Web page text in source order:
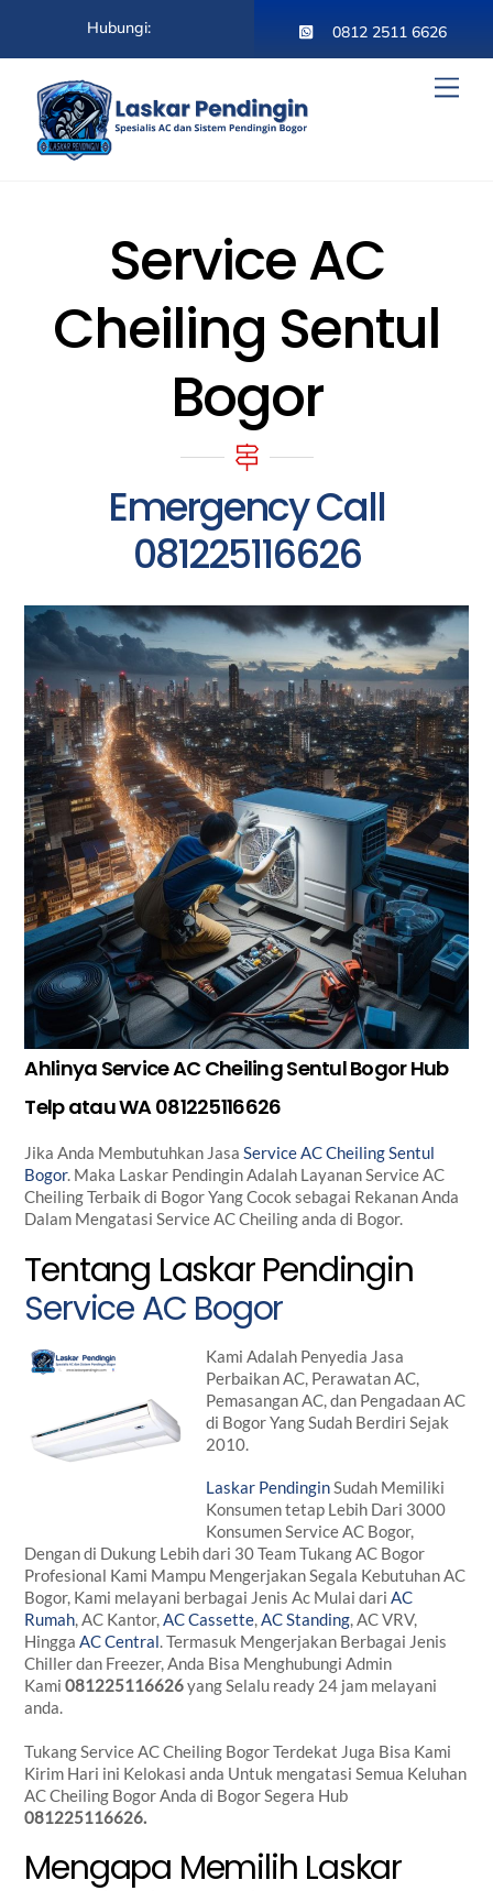
content
Hubungi: 0812 2511 6626
Service AC
Cheiling Sentul
Bogor
Emergency Call
081225116626
Ahlinya Service AC Cheiling Sentul Bogor Hub
Telp atau WA 081225116626
Jika Anda Membutuhkan JasaService AC Cheiling Sentul
Bogor. Maka Laskar Pendingin Adalah Layanan Service AC
Cheiling Terbaik di Bogor Yang Cocok sebagai Rekanan Anda
Dalam Mengatasi Service AC Cheiling anda di Bogor.
Tentang Laskar Pendingin
Service AC Bogor
Kami Adalah Penyedia Jasa
Perbaikan AC, Perawatan AC,
Pemasangan AC, dan Pengadaan AC
di Bogor Yang Sudah Berdiri Sejak
2010.
Laskar PendinginSudah Memiliki
Konsumen tetap Lebih Dari 3000
Konsumen Service AC Bogor,
Dengan di Dukung Lebih dari 30 Team Tukang AC Bogor
Profesional Kami Mampu Mengerjakan Segala Kebutuhan AC
Bogor, Kami melayani berbagai Jenis Ac Mulai dariAC
Rumah, AC Kantor,AC Cassette,AC Standing, AC VRV,
HinggaAC Central. Termasuk Mengerjakan Berbagai Jenis
Chiller dan Freezer, Anda Bisa Menghubungi Admin
Kami081225116626yang Selalu ready 24 jam melayani
anda.
Tukang Service AC Cheiling Bogor Terdekat Juga Bisa Kami
Kirim Hari ini Kelokasi anda Untuk mengatasi Semua Keluhan
AC Cheiling Bogor Anda di Bogor Segera Hub
081225116626.
Mengapa Memilih Laskar